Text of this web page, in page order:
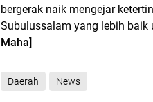
bergerak naik mengejar
Subulussalam yang lebih baik
Maha]
Daerah News